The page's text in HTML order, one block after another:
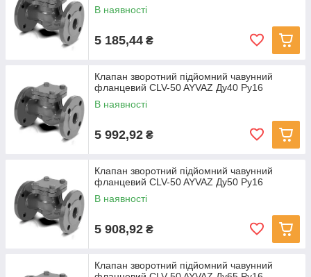
В наявності
5 185,44 ₴
Клапан зворотний підйомний чавунний
фланцевий CLV-50 AYVAZ Ду40 Ру16
В наявності
5 992,92 ₴
Клапан зворотний підйомний чавунний
фланцевий CLV-50 AYVAZ Ду50 Ру16
В наявності
5 908,92 ₴
Клапан зворотний підйомний чавунний